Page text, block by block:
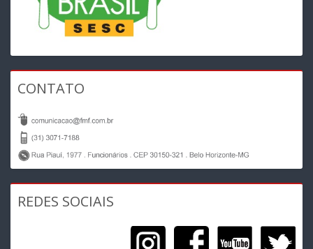
CONTATO
REDES SOCIAIS